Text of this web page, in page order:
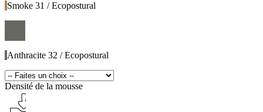
Smoke 31 / Ecopostural
Anthracite 32 / Ecopostural
Densité de la mousse